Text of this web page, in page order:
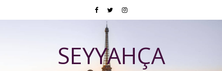
SEYYAHÇA